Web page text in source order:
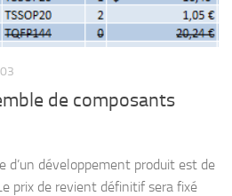
de composants
d’un développement produit est de
prix de revient définitif sera fixé